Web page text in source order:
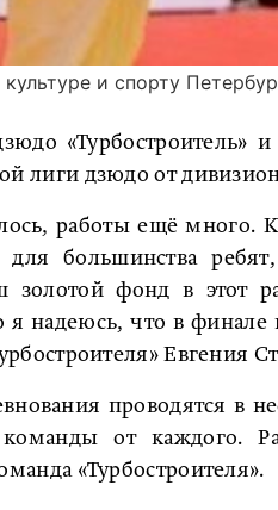
и спорту
лиги дзюдо от
работы ещё много.
большинства
золотой фонд в этот
надеюсь, что в
Евгения
проводятся в
от каждого.
«Турбостроителя».